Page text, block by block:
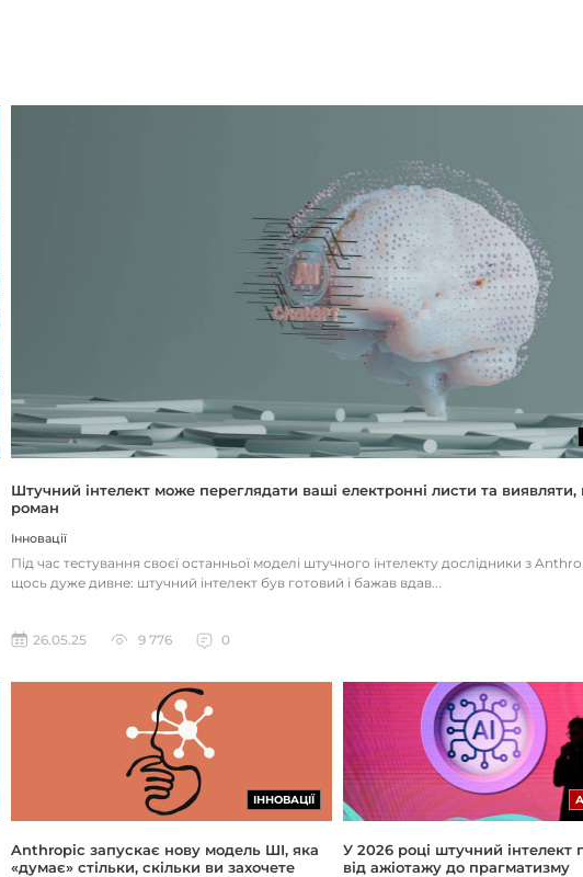
Штучний інтелект може переглядати ваші електронні листи та
роман
Інновації
Під час тестування своєї останньої моделі штучного інтелекту дослідники з
щось дуже дивне: штучний інтелект був готовий і бажав вдав...
26.05.25 9 776 0
ІННОВАЦІЇ
Anthropic запускає нову модель ШІ, яка
«думає» стільки, скільки ви захочете
У 2026 році штучний інтелект
від ажіотажу до прагматизму